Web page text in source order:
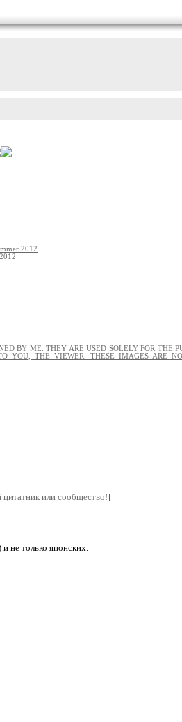
2012
BY ME. THEY ARE USED SOLELY FOR THE
YOU, THE VIEWER. THESE IMAGES ARE
цитатник или сообщество!]
не только японских.